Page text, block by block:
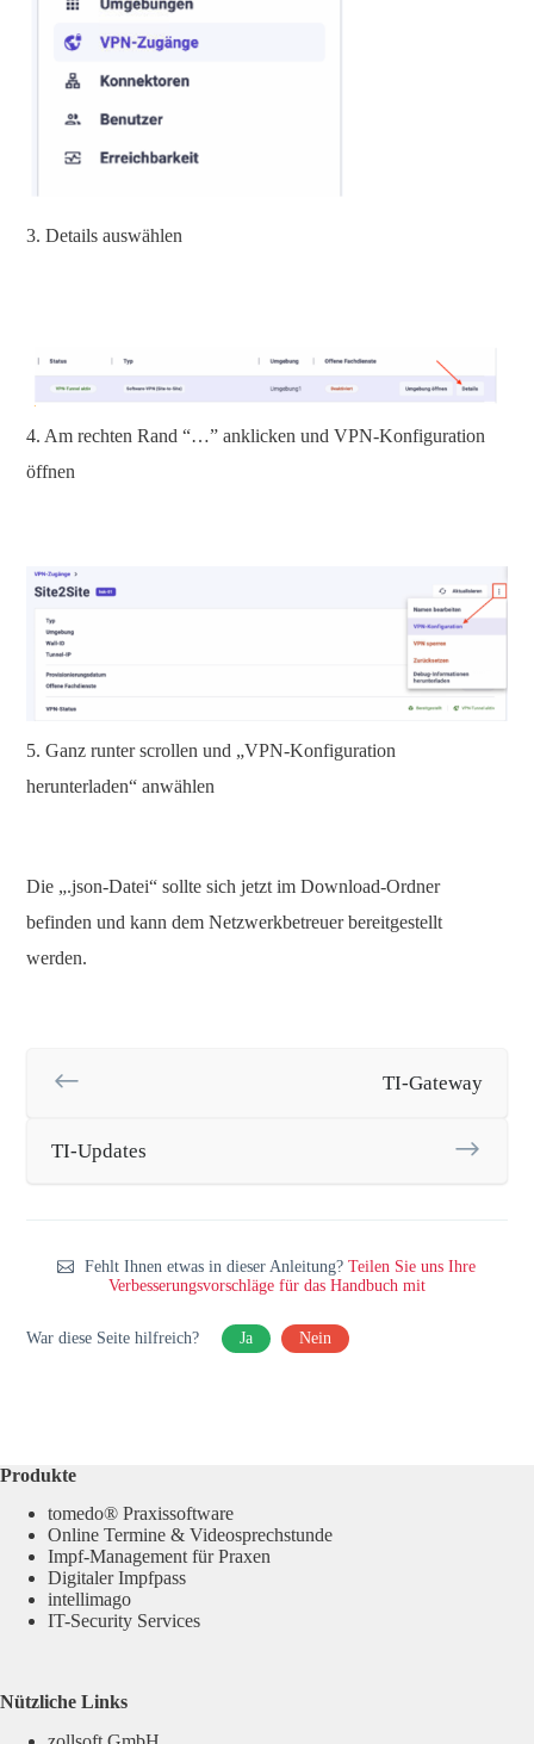
3. Details auswählen
4. Am rechten Rand “…” anklicken und VPN-Konfiguration
öffnen
5. Ganz runter scrollen und „VPN-Konfiguration
herunterladen“ anwählen
Die „.json-Datei“ sollte sich jetzt im Download-Ordner
befinden und kann dem Netzwerkbetreuer bereitgestellt
werden.
TI-Gateway
TI-Updates
Fehlt Ihnen etwas in dieser Anleitung?Teilen Sie uns Ihre
Verbesserungsvorschläge für das Handbuch mit
War diese Seite hilfreich? Ja Nein
Produkte
tomedo® Praxissoftware
Online Termine & Videosprechstunde
Impf-Management für Praxen
Digitaler Impfpass
intellimago
IT-Security Services
Nützliche Links